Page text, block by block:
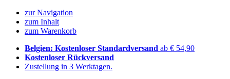
zur Navigation
zum Inhalt
zum Warenkorb
Belgien: Kostenloser Standardversand ab € 54,90
Kostenloser Rückversand
Zustellung in 3 Werktagen.